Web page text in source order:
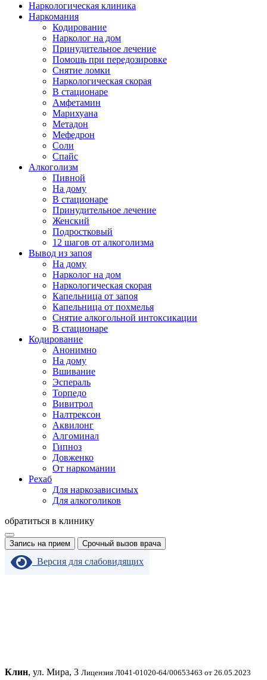
Наркологическая клиника
Наркомания
Кодирование
Нарколог на дом
Принудительное лечение
Помощь при передозировке
Снятие ломки
Наркологическая скорая
В стационаре
Амфетамин
Марихуана
Метадон
Мефедрон
Соли
Спайс
Алкоголизм
Пивной
На дому
В стационаре
Принудительное лечение
Женский
Подростковый
12 шагов от алкоголизма
Вывод из запоя
На дому
Нарколог на дом
Наркологическая скорая
Капельница от запоя
Капельница от похмелья
Снятие алкогольной интоксикации
В стационаре
Кодирование
Анонимно
На дому
Вшивание
Эспераль
Торпедо
Вивитрол
Налтрексон
Аквилонг
Алгоминал
Гипноз
Довженко
От наркомании
Рехаб
Для наркозависимых
Для алкоголиков
обратиться в клинику
Запись на прием Срочный вызов врача
Версия для слабовидящих
Клин, ул. Мира, 3 Лицензия Л041-01020-64/00653463 от 26.05.2023